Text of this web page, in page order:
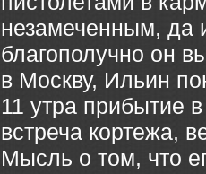
незамеченным, да
благополучно он
в Москву, Ильин
11 утра прибытие
встреча кортежа,
Мысль о том, что